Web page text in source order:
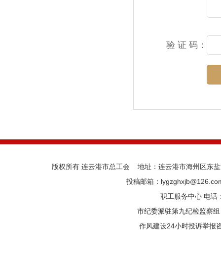
验 证 码：
版权所有 连云港市总工会 地址：连云港市海州区东
投稿邮箱：
职工服务中心 电话
市纪委派驻第九纪检监察
作风建设24小时投诉举报